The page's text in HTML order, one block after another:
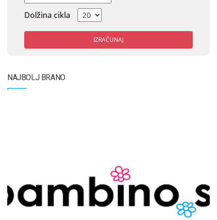
Dolžina cikla
IZRAČUNAJ
NAJBOLJ BRANO